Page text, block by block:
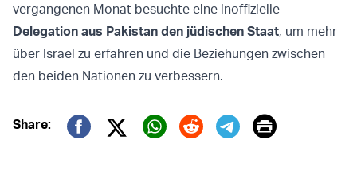
vergangenen Monat besuchte eine inoffizielle
Delegation aus Pakistan den jüdischen Staat, um mehr
über Israel zu erfahren und die Beziehungen zwischen
den beiden Nationen zu verbessern.
Share:
Twitter (X)
Print